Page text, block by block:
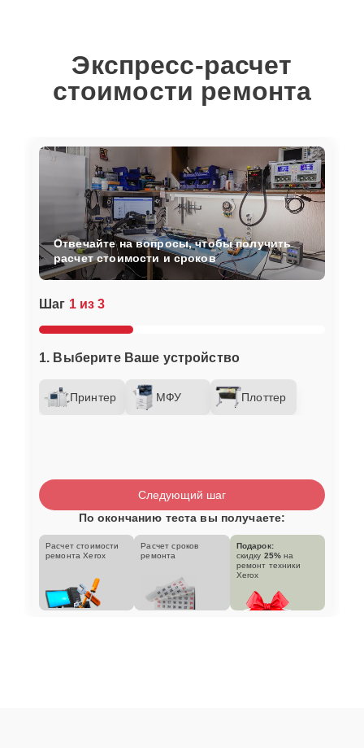
Экспресс-расчет
стоимости ремонта
Шаг 1 из 3
1. Выберите Ваше устройство
Принтер МФУ Плоттер
Отвечайте на вопросы, чтобы получить
расчет стоимости и сроков
Следующий шаг
По окончанию теста вы получаете:
Расчет стоимости
ремонта Xerox
Расчет сроков
ремонта
Подарок:
скидку 25% на
ремонт техники
Xerox